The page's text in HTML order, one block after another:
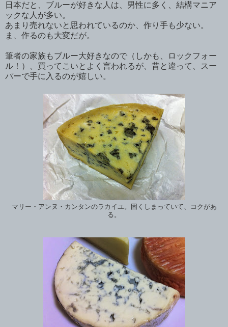
日本だと、ブルーが好きな人は、男性に多く、結構マニア
ックな人が多い。
あまり売れないと思われているのか、作り手も少ない。
ま、作るのも大変だが。
筆者の家族もブルー大好きなので（しかも、ロックフォー
ル！）、買ってこいとよく言われるが、昔と違って、スー
パーで手に入るのが嬉しい。
マリー・アンヌ・カンタンのラカイユ。固くしまっていて、コクがあ
る。